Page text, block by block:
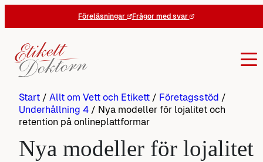
Föreläsningar Frågor med svar
Start / Allt om Vett och Etikett / Företagsstöd /
Underhållning 4 / Nya modeller för lojalitet och
retention på onlineplattformar
Nya modeller för lojalitet